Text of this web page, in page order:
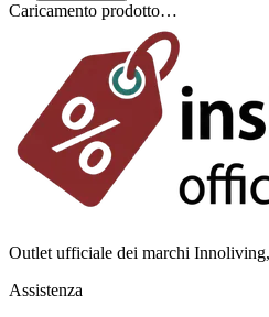
Caricamento prodotto…
Outlet ufficiale dei marchi
Assistenza